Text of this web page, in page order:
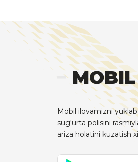
Mobil ilovamizni
sug‘urta polisini
ariza holatini kuzatish